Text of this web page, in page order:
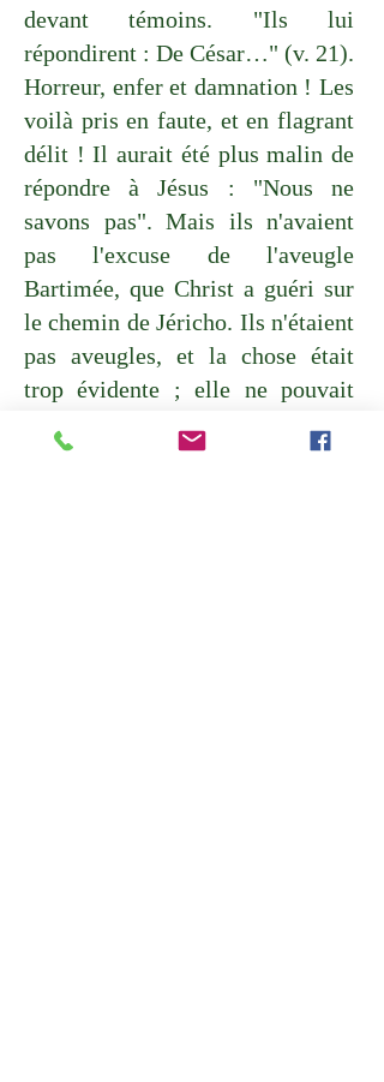
devant témoins. "Ils lui
répondirent : De César…" (v. 21).
Horreur, enfer et damnation ! Les
voilà pris en faute, et en flagrant
délit ! Il aurait été plus malin de
répondre à Jésus : "Nous ne
savons pas". Mais ils n'avaient
pas l'excuse de l'aveugle
Bartimée, que Christ a guéri sur
le chemin de Jéricho. Ils n'étaient
pas aveugles, et la chose était
trop évidente ; elle ne pouvait
Romain devait leur brûler la